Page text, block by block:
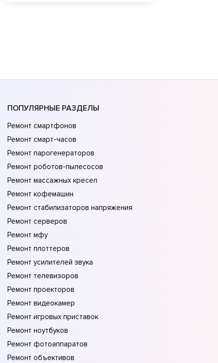
ПОПУЛЯРНЫЕ РАЗДЕЛЫ
Ремонт смартфонов
Ремонт смарт-часов
Ремонт парогенераторов
Ремонт роботов-пылесосов
Ремонт массажных кресел
Ремонт кофемашин
Ремонт стабилизаторов напряжения
Ремонт серверов
Ремонт мфу
Ремонт плоттеров
Ремонт усилителей звука
Ремонт телевизоров
Ремонт проекторов
Ремонт видеокамер
Ремонт игровых приставок
Ремонт ноутбуков
Ремонт фотоаппаратов
Ремонт объективов